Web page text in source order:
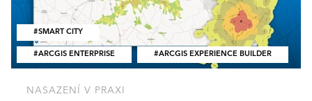
ARCGIS ENTERPRISE ARCGIS EXPERIENCE BUILDER
SMART CITY
NASAZENÍ V PRAXI